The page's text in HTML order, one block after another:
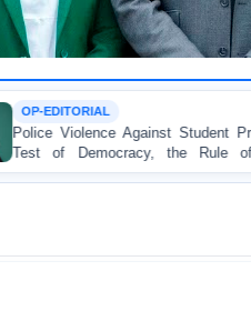
Protesters: A Crucial
Rule of Law, and State